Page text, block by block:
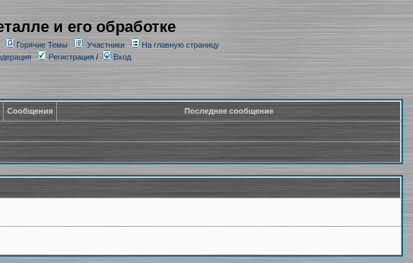
и его обработке
Горячие Темы Участники
На главную страницу
Регистрация/ Вход
Сообщения Последнее сообщение